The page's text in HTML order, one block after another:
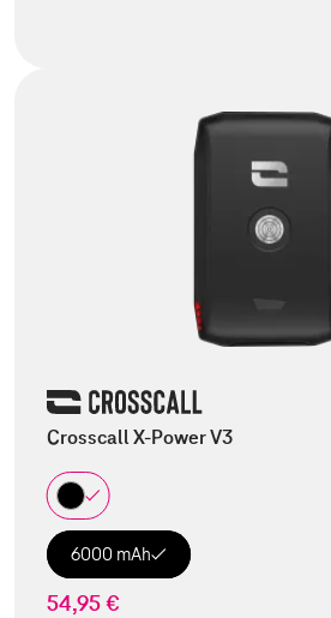
Crosscall X-Power V3
6000 mAh
54,95 €